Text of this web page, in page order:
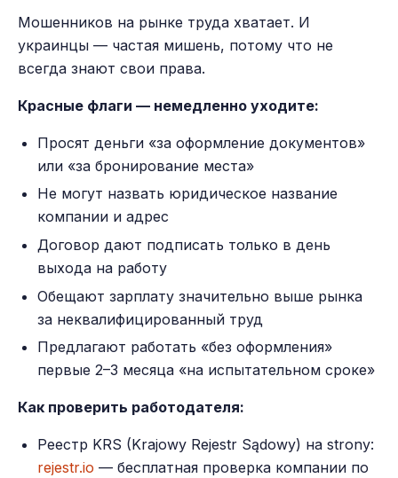
Мошенников на рынке труда хватает. И
украинцы — частая мишень, потому что не
всегда знают свои права.
Красные флаги — немедленно уходите:
Просят деньги «за оформление документов»
или «за бронирование места»
Не могут назвать юридическое название
компании и адрес
Договор дают подписать только в день
выхода на работу
Обещают зарплату значительно выше рынка
за неквалифицированный труд
Предлагают работать «без оформления»
первые 2–3 месяца «на испытательном сроке»
Как проверить работодателя:
Реестр KRS (Krajowy Rejestr Sądowy) на strony:
rejestr.io — бесплатная проверка компании по